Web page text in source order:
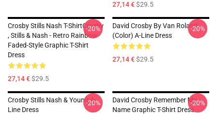
27,14 €$29.5
Crosby Stills Nash T-ShirtCrosby
, Stills & Nash - Retro Rainbow
Faded-Style Graphic T-Shirt
Dress
27,14 €$29.5
-20%
David Crosby By Van Roland
(Color) A-Line Dress
27,14 €$29.5
-20%
Crosby Stills Nash & Young A-
Line Dress
-20%
David Crosby Remember My
Name Graphic T-Shirt Dress
-20%